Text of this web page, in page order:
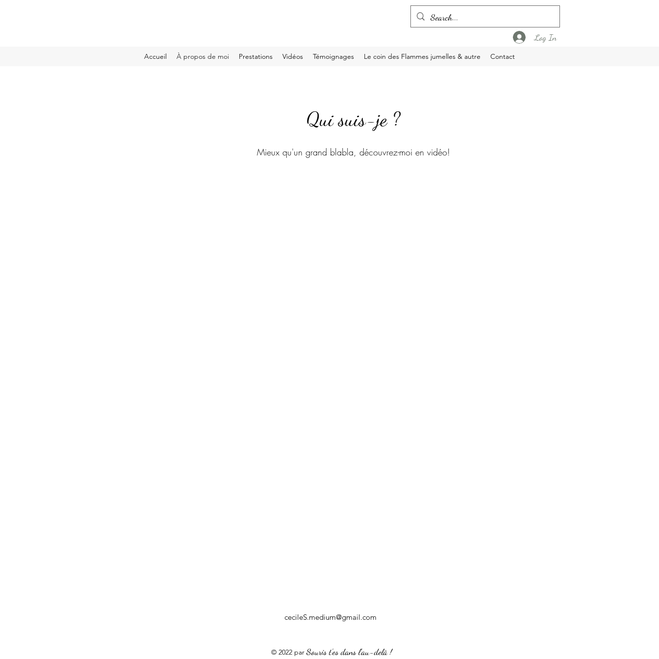
Accueil À propos de moi Prestations Vidéos Témoignages Le coin des Flammes jumelles & autre Contact
Log In
Qui suis-je ?
Mieux qu'un grand blabla, découvrez-moi en vidéo!
cecileS.medium@gmail.com
© 2022 par Souris t'es dans l'au-delà !